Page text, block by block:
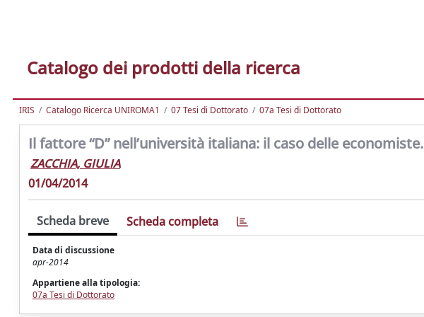
Catalogo dei prodotti della ricerca
IRIS Catalogo Ricerca UNIROMA1 07 Tesi di Dottorato 07a Tesi di Dottorato
Il fattore “D” nell’università italiana: il caso delle economiste.
ZACCHIA, GIULIA
01/04/2014
Scheda breve Scheda completa
Data di discussione
apr-2014
Appartiene alla tipologia:
07a Tesi di Dottorato